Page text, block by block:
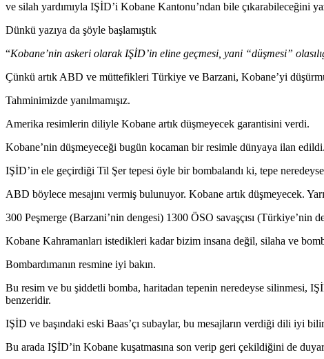
ve silah yardımıyla IŞİD’i Kobane Kantonu’ndan bile çıkarabileceğini
Dünkü yazıya da şöyle başlamıştık
“Kobane’nin askeri olarak IŞİD’in eline geçmesi, yani “düşmesi”
Çünkü artık ABD ve müttefikleri Türkiye ve Barzani, Kobane’yi
Tahminimizde yanılmamışız.
Amerika resimlerin diliyle Kobane artık düşmeyecek garantisini verdi.
Kobane’nin düşmeyeceği bugün kocaman bir resimle dünyaya ilan edildi.
IŞİD’in ele geçirdiği Til Şer tepesi öyle bir bombalandı ki, tepe
ABD böylece mesajını vermiş bulunuyor. Kobane artık düşmeyecek.
300 Peşmerge (Barzani’nin dengesi) 1300 ÖSO savaşçısı (Türkiye’nin
Kobane Kahramanları istedikleri kadar bizim insana değil, silaha ve
Bombardımanın resmine iyi bakın.
Bu resim ve bu şiddetli bomba, haritadan tepenin neredeyse silinmesi,
benzeridir.
IŞİD ve başındaki eski Baas’çı subaylar, bu mesajların verdiği dili iyi
Bu arada IŞİD’in Kobane kuşatmasına son verip geri çekildiğini de